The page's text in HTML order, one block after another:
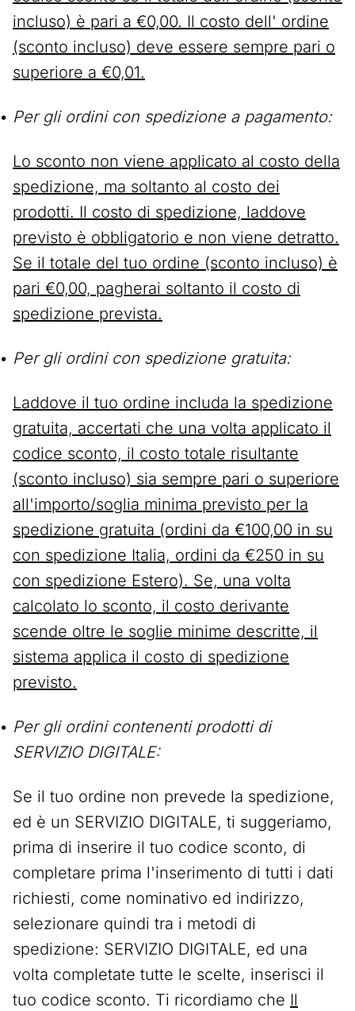
incluso) è pari a €0,00. Il costo dell' ordine
(sconto incluso) deve essere sempre pari o
superiore a €0,01.
Per gli ordini con spedizione a pagamento:
Lo sconto non viene applicato al costo della
spedizione, ma soltanto al costo dei
prodotti. Il costo di spedizione, laddove
previsto è obbligatorio e non viene detratto.
Se il totale del tuo ordine (sconto incluso) è
pari €0,00, pagherai soltanto il costo di
spedizione prevista.
Per gli ordini con spedizione gratuita:
Laddove il tuo ordine includa la spedizione
gratuita, accertati che una volta applicato il
codice sconto, il costo totale risultante
(sconto incluso) sia sempre pari o superiore
all'importo/soglia minima previsto per la
spedizione gratuita (ordini da €100,00 in su
con spedizione Italia, ordini da €250 in su
con spedizione Estero). Se, una volta
calcolato lo sconto, il costo derivante
scende oltre le soglie minime descritte, il
sistema applica il costo di spedizione
previsto.
Per gli ordini contenenti prodotti di
SERVIZIO DIGITALE:
Se il tuo ordine non prevede la spedizione,
ed è un SERVIZIO DIGITALE, ti suggeriamo,
prima di inserire il tuo codice sconto, di
completare prima l'inserimento di tutti i dati
richiesti, come nominativo ed indirizzo,
selezionare quindi tra i metodi di
spedizione: SERVIZIO DIGITALE, ed una
volta completate tutte le scelte, inserisci il
tuo codice sconto. Ti ricordiamo che Il